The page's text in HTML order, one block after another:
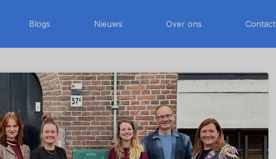
Blogs Nieuws Over ons Contact